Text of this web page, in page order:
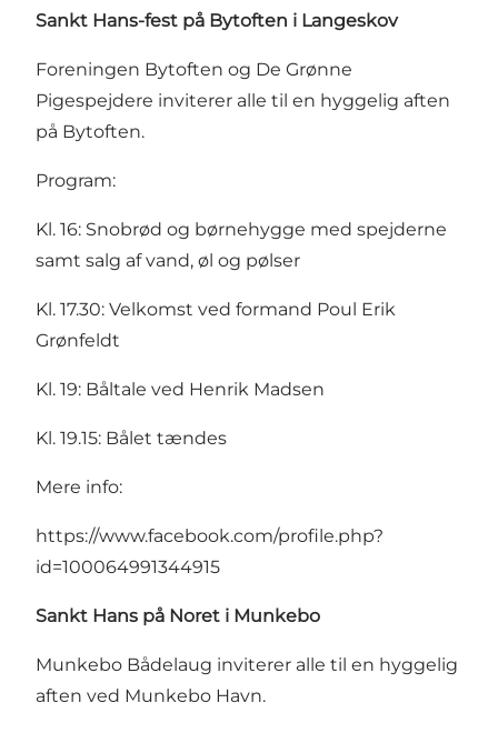
Sankt Hans-fest på Bytoften i Langeskov
Foreningen Bytoften og De Grønne
Pigespejdere inviterer alle til en hyggelig aften
på Bytoften.
Program:
Kl. 16: Snobrød og børnehygge med spejderne
samt salg af vand, øl og pølser
Kl. 17.30: Velkomst ved formand Poul Erik
Grønfeldt
Kl. 19: Båltale ved Henrik Madsen
Kl. 19.15: Bålet tændes
Mere info:
https://www.facebook.com/profile.php?
id=100064991344915
Sankt Hans på Noret i Munkebo
Munkebo Bådelaug inviterer alle til en hyggelig
aften ved Munkebo Havn.